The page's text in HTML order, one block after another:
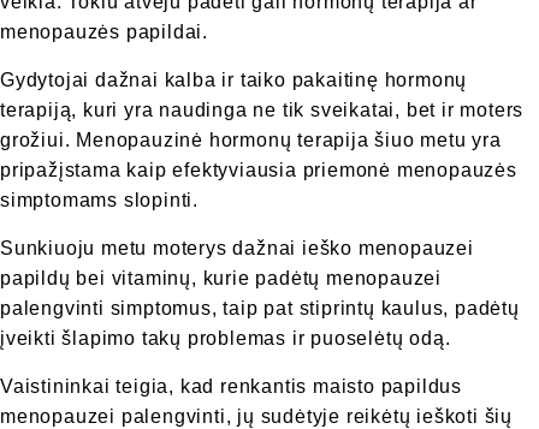
menopauzės papildai.
Gydytojai dažnai kalba ir taiko pakaitinę hormonų
terapiją, kuri yra naudinga ne tik sveikatai, bet ir moters
grožiui. Menopauzinė hormonų terapija šiuo metu yra
pripažįstama kaip efektyviausia priemonė menopauzės
simptomams slopinti.
Sunkiuoju metu moterys dažnai ieško menopauzei
papildų bei vitaminų, kurie padėtų menopauzei
palengvinti simptomus, taip pat stiprintų kaulus, padėtų
įveikti šlapimo takų problemas ir puoselėtų odą.
Vaistininkai teigia, kad renkantis maisto papildus
menopauzei palengvinti, jų sudėtyje reikėtų ieškoti šių